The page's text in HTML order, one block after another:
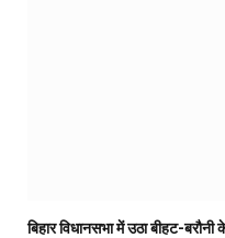
बिहार विधानसभा में उठा बीहट-